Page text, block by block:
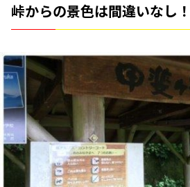
峠からの景色は間違いなし